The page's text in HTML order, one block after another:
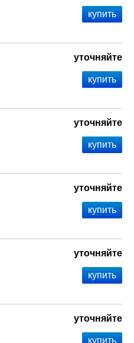
уточняйте
уточняйте
уточняйте
уточняйте
уточняйте